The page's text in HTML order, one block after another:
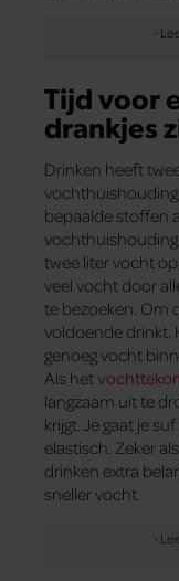
Tijd voor
drankjes
Drinken heeft
bepaalde stoffen
vochthuishouding
twee liter vocht
veel vocht door
te bezoeken. Om
voldoende drinkt.
genoeg vocht
Als het
langzaam uit te
krijgt. Je gaat je
elastisch. Zeker
drinken extra
sneller vocht.